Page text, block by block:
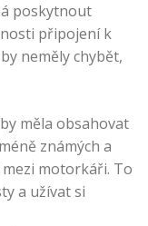
poskytnout
připojení k
neměly chybět,
měla obsahovat
známých a
motorkáři. To
a užívat si